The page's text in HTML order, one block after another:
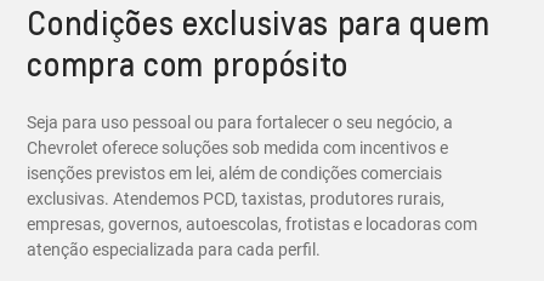
Condições exclusivas para quem
compra com propósito
Seja para uso pessoal ou para fortalecer o seu negócio, a
Chevrolet oferece soluções sob medida com incentivos e
isenções previstos em lei, além de condições comerciais
exclusivas. Atendemos PCD, taxistas, produtores rurais,
empresas, governos, autoescolas, frotistas e locadoras com
atenção especializada para cada perfil.